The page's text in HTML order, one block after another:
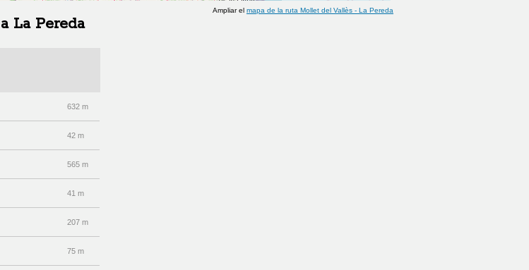
Ampliar el mapa de la ruta Mollet del Vallès - La Pereda
a La Pereda
632 m
42 m
565 m
41 m
207 m
75 m